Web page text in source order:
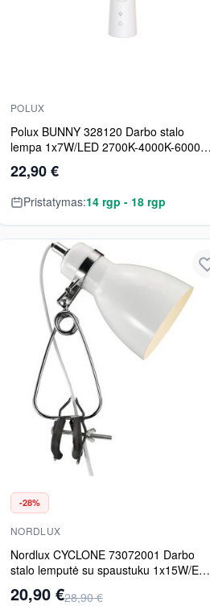
POLUX
Polux BUNNY 328120 Darbo stalo
lempa 1x7W/LED 2700K-4000K-6000K
380lm IP20
22,90 €
Pristatymas:14 rgp - 18 rgp
-28%
NORDLUX
Nordlux CYCLONE 73072001 Darbo
stalo lemputė su spaustuku 1x15W/E14
IP20
20,90 €28,90 €